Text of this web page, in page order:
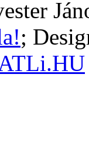
;